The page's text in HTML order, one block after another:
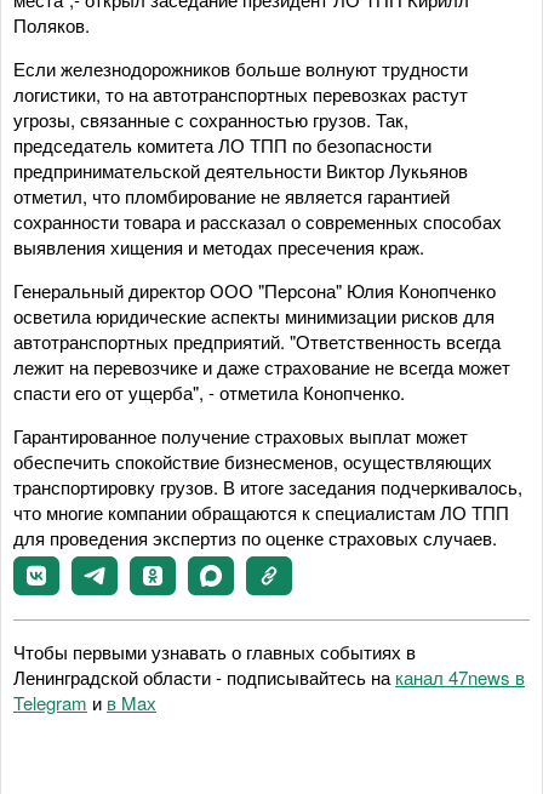
Поляков.
Если железнодорожников больше волнуют трудности
логистики, то на автотранспортных перевозках растут
угрозы, связанные с сохранностью грузов. Так,
председатель комитета ЛО ТПП по безопасности
предпринимательской деятельности Виктор Лукьянов
отметил, что пломбирование не является гарантией
сохранности товара и рассказал о современных способах
выявления хищения и методах пресечения краж.
Генеральный директор ООО "Персона" Юлия Конопченко
осветила юридические аспекты минимизации рисков для
автотранспортных предприятий. "Ответственность всегда
лежит на перевозчике и даже страхование не всегда может
спасти его от ущерба", - отметила Конопченко.
Гарантированное получение страховых выплат может
обеспечить спокойствие бизнесменов, осуществляющих
транспортировку грузов. В итоге заседания подчеркивалось,
что многие компании обращаются к специалистам ЛО ТПП
для проведения экспертиз по оценке страховых случаев.
Чтобы первыми узнавать о главных событиях в
Ленинградской области - подписывайтесь на канал 47news в
Telegram и в Maх